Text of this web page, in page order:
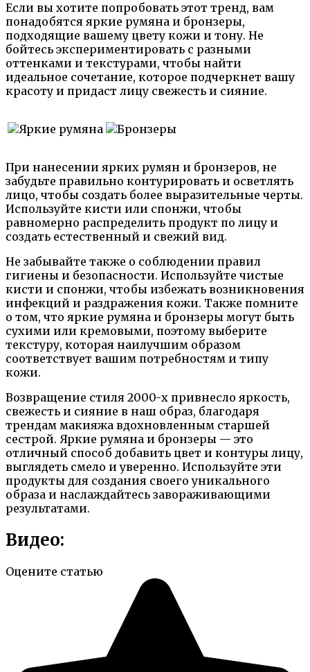
Если вы хотите попробовать этот тренд, вам
понадобятся яркие румяна и бронзеры,
подходящие вашему цвету кожи и тону. Не
бойтесь экспериментировать с разными
оттенками и текстурами, чтобы найти
идеальное сочетание, которое подчеркнет вашу
красоту и придаст лицу свежесть и сияние.
При нанесении ярких румян и бронзеров, не
забудьте правильно контурировать и осветлять
лицо, чтобы создать более выразительные черты.
Используйте кисти или спонжи, чтобы
равномерно распределить продукт по лицу и
создать естественный и свежий вид.
Не забывайте также о соблюдении правил
гигиены и безопасности. Используйте чистые
кисти и спонжи, чтобы избежать возникновения
инфекций и раздражения кожи. Также помните
о том, что яркие румяна и бронзеры могут быть
сухими или кремовыми, поэтому выберите
текстуру, которая наилучшим образом
соответствует вашим потребностям и типу
кожи.
Возвращение стиля 2000-х привнесло яркость,
свежесть и сияние в наш образ, благодаря
трендам макияжа вдохновленным старшей
сестрой. Яркие румяна и бронзеры — это
отличный способ добавить цвет и контуры лицу,
выглядеть смело и уверенно. Используйте эти
продукты для создания своего уникального
образа и наслаждайтесь завораживающими
результатами.
Видео:
Оцените статью